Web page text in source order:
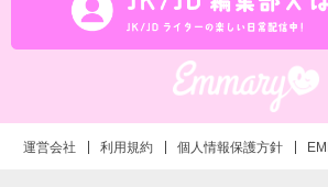
運営会社 利用規約 個人情報保護方針